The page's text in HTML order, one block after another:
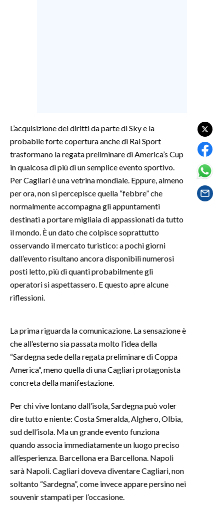
BASKET
VOLLEY
MOTORI
TENNIS
ALTRI SPORT
CULTURA
SPETTACOLI
GOSSIP
SALUTE
SARDI NEL MONDO
NOTIZIE
EVENTI
3 MINUTI CON
INSULARITÀ
INFO AZIENDE
ABBONATI
ANNUNCI
L’acquisizione dei diritti da parte di Sky e la
probabile forte copertura anche di Rai Sport
trasformano la regata preliminare di America’s Cup
in qualcosa di più di un semplice evento sportivo.
Per Cagliari è una vetrina mondiale. Eppure, almeno
per ora, non si percepisce quella “febbre” che
normalmente accompagna gli appuntamenti
destinati a portare migliaia di appassionati da tutto
il mondo. È un dato che colpisce soprattutto
osservando il mercato turistico: a pochi giorni
dall’evento risultano ancora disponibili numerosi
posti letto, più di quanti probabilmente gli
operatori si aspettassero. E questo apre alcune
riflessioni.
La prima riguarda la comunicazione. La sensazione è
che all’esterno sia passata molto l’idea della
“Sardegna sede della regata preliminare di Coppa
America“, meno quella di una Cagliari protagonista
concreta della manifestazione.
Per chi vive lontano dall’isola, Sardegna può voler
dire tutto e niente: Costa Smeralda, Alghero, Olbia,
sud dell’isola. Ma un grande evento funziona
quando associa immediatamente un luogo preciso
all’esperienza. Barcellona era Barcellona. Napoli
sarà Napoli. Cagliari doveva diventare Cagliari, non
soltanto “Sardegna”, come invece appare persino nei
souvenir stampati per l’occasione.